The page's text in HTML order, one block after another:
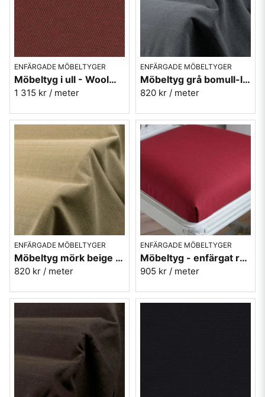
ENFÄRGADE MÖBELTYGER
Möbeltyg i ull - Woolmar röd nr.30 - Berghem
1 315 kr / meter
ENFÄRGADE MÖBELTYGER
Möbeltyg grå bomull-lin Caleido10997
820 kr / meter
ENFÄRGADE MÖBELTYGER
Möbeltyg mörk beige bomull-lin Caleido 2988
820 kr / meter
ENFÄRGADE MÖBELTYGER
Möbeltyg - enfärgat röd - Lill nr.135
905 kr / meter